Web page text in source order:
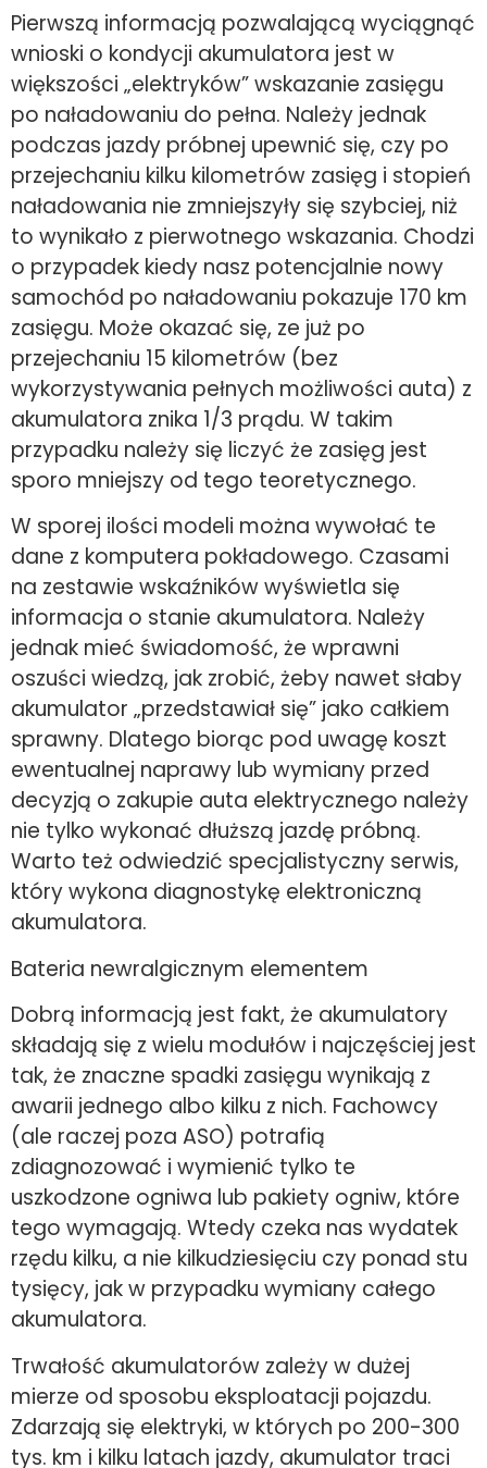
Pierwszą informacją pozwalającą wyciągnąć
wnioski o kondycji akumulatora jest w
większości „elektryków” wskazanie zasięgu
po naładowaniu do pełna. Należy jednak
podczas jazdy próbnej upewnić się, czy po
przejechaniu kilku kilometrów zasięg i stopień
naładowania nie zmniejszyły się szybciej, niż
to wynikało z pierwotnego wskazania. Chodzi
o przypadek kiedy nasz potencjalnie nowy
samochód po naładowaniu pokazuje 170 km
zasięgu. Może okazać się, ze już po
przejechaniu 15 kilometrów (bez
wykorzystywania pełnych możliwości auta) z
akumulatora znika 1/3 prądu. W takim
przypadku należy się liczyć że zasięg jest
sporo mniejszy od tego teoretycznego.
W sporej ilości modeli można wywołać te
dane z komputera pokładowego. Czasami
na zestawie wskaźników wyświetla się
informacja o stanie akumulatora. Należy
jednak mieć świadomość, że wprawni
oszuści wiedzą, jak zrobić, żeby nawet słaby
akumulator „przedstawiał się” jako całkiem
sprawny. Dlatego biorąc pod uwagę koszt
ewentualnej naprawy lub wymiany przed
decyzją o zakupie auta elektrycznego należy
nie tylko wykonać dłuższą jazdę próbną.
Warto też odwiedzić specjalistyczny serwis,
który wykona diagnostykę elektroniczną
akumulatora.
Bateria newralgicznym elementem
Dobrą informacją jest fakt, że akumulatory
składają się z wielu modułów i najczęściej jest
tak, że znaczne spadki zasięgu wynikają z
awarii jednego albo kilku z nich. Fachowcy
(ale raczej poza ASO) potrafią
zdiagnozować i wymienić tylko te
uszkodzone ogniwa lub pakiety ogniw, które
tego wymagają. Wtedy czeka nas wydatek
rzędu kilku, a nie kilkudziesięciu czy ponad stu
tysięcy, jak w przypadku wymiany całego
akumulatora.
Trwałość akumulatorów zależy w dużej
mierze od sposobu eksploatacji pojazdu.
Zdarzają się elektryki, w których po 200-300
tys. km i kilku latach jazdy, akumulator traci